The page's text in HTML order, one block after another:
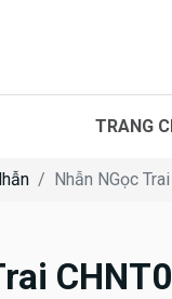
TRANG
Nhẫn NGọc